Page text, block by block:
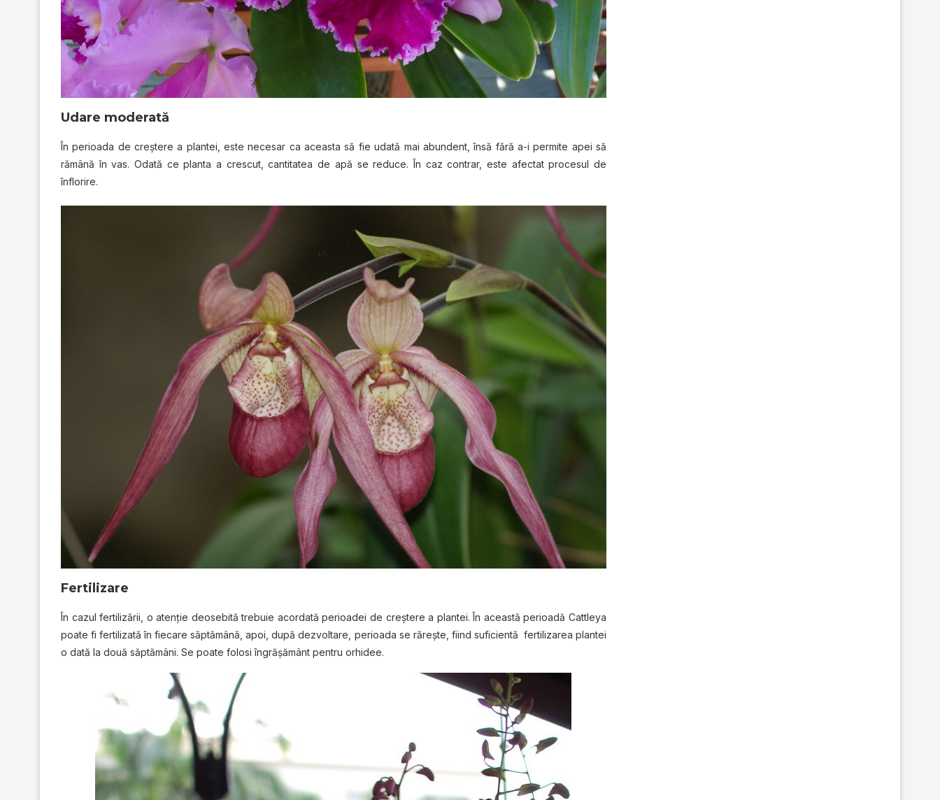
Udare moderată
În perioada de creștere a plantei, este necesar ca aceasta să fie udată mai abundent, însă fără a-i permite apei să
rămână în vas. Odată ce planta a crescut, cantitatea de apă se reduce. În caz contrar, este afectat procesul de
înflorire.
Fertilizare
În cazul fertilizării, o atenție deosebită trebuie acordată perioadei de creștere a plantei. În această perioadă Cattleya
poate fi fertilizată în fiecare săptămână, apoi, după dezvoltare, perioada se rărește, fiind suficientă fertilizarea plantei
o dată la două săptămâni. Se poate folosi îngrășământ pentru orhidee.